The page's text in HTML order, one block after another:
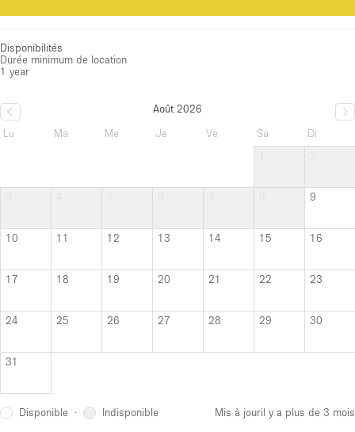
Disponibilités
Durée minimum de location
1 year
Août 2026
Lu
Ma Me Je Ve Sa
Di
9
10 11 12 13 14 15 16
17 18 19 20 21 22 23
24 25 26 27 28 29 30
31
Disponible · Indisponible Mis à jouril y a plus de 3 mois